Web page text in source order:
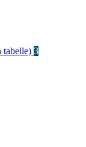
tabelle) 3